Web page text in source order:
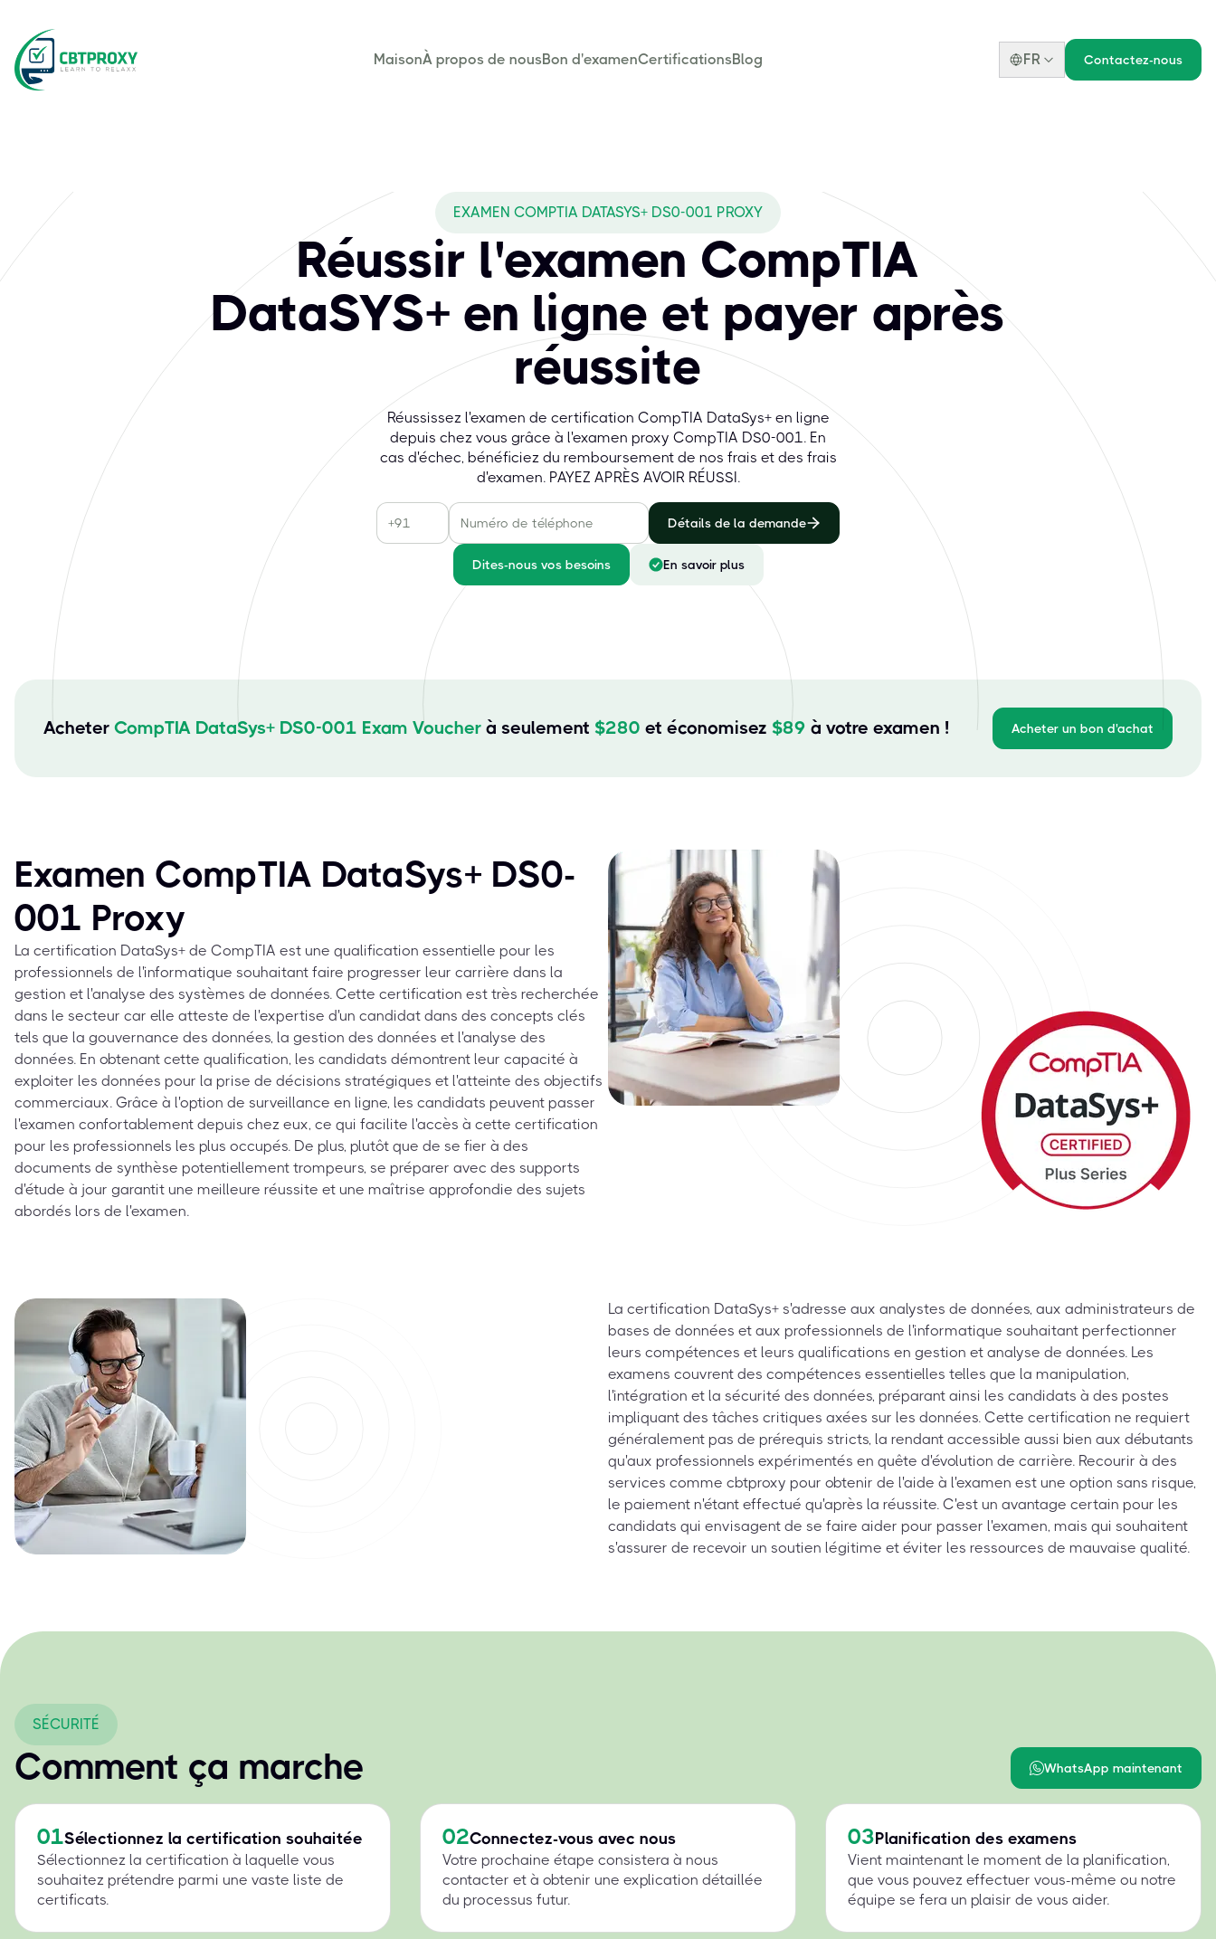
MaisonÀ propos de nousBon d'examenCertificationsBlog FR Contactez-nous
EXAMEN COMPTIA DATASYS+ DS0-001 PROXY
Réussir l'examen CompTIA
DataSYS+ en ligne et payer après
réussite
Réussissez l'examen de certification CompTIA DataSys+ en ligne
depuis chez vous grâce à l'examen proxy CompTIA DS0-001. En
cas d'échec, bénéficiez du remboursement de nos frais et des frais
d'examen. PAYEZ APRÈS AVOIR RÉUSSI.
Détails de la demande
Dites-nous vos besoins En savoir plus
Acheter CompTIA DataSys+ DS0-001 Exam Voucher à seulement $280 et économisez $89 à votre examen ! Acheter un bon d'achat
Examen CompTIA DataSys+ DS0-
001 Proxy
La certification DataSys+ de CompTIA est une qualification essentielle pour les
professionnels de l'informatique souhaitant faire progresser leur carrière dans la
gestion et l'analyse des systèmes de données. Cette certification est très recherchée
dans le secteur car elle atteste de l'expertise d'un candidat dans des concepts clés
tels que la gouvernance des données, la gestion des données et l'analyse des
données. En obtenant cette qualification, les candidats démontrent leur capacité à
exploiter les données pour la prise de décisions stratégiques et l'atteinte des objectifs
commerciaux. Grâce à l'option de surveillance en ligne, les candidats peuvent passer
l'examen confortablement depuis chez eux, ce qui facilite l'accès à cette certification
pour les professionnels les plus occupés. De plus, plutôt que de se fier à des
documents de synthèse potentiellement trompeurs, se préparer avec des supports
d'étude à jour garantit une meilleure réussite et une maîtrise approfondie des sujets
abordés lors de l'examen.
La certification DataSys+ s'adresse aux analystes de données, aux administrateurs de
bases de données et aux professionnels de l'informatique souhaitant perfectionner
leurs compétences et leurs qualifications en gestion et analyse de données. Les
examens couvrent des compétences essentielles telles que la manipulation,
l'intégration et la sécurité des données, préparant ainsi les candidats à des postes
impliquant des tâches critiques axées sur les données. Cette certification ne requiert
généralement pas de prérequis stricts, la rendant accessible aussi bien aux débutants
qu'aux professionnels expérimentés en quête d'évolution de carrière. Recourir à des
services comme cbtproxy pour obtenir de l'aide à l'examen est une option sans risque,
le paiement n'étant effectué qu'après la réussite. C'est un avantage certain pour les
candidats qui envisagent de se faire aider pour passer l'examen, mais qui souhaitent
s'assurer de recevoir un soutien légitime et éviter les ressources de mauvaise qualité.
SÉCURITÉ
Comment ça marche WhatsApp maintenant
01Sélectionnez la certification souhaitée
Sélectionnez la certification à laquelle vous
souhaitez prétendre parmi une vaste liste de
certificats.
02Connectez-vous avec nous
Votre prochaine étape consistera à nous
contacter et à obtenir une explication détaillée
du processus futur.
03Planification des examens
Vient maintenant le moment de la planification,
que vous pouvez effectuer vous-même ou notre
équipe se fera un plaisir de vous aider.